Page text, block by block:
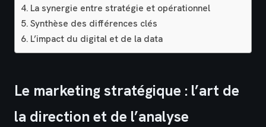
La synergie entre stratégie et opérationnel
Synthèse des différences clés
L’impact du digital et de la data
Le marketing stratégique : l’art de
la direction et de l’analyse